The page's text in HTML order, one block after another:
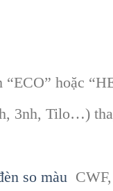
hoặc
3nh, Tilo…)
so màu